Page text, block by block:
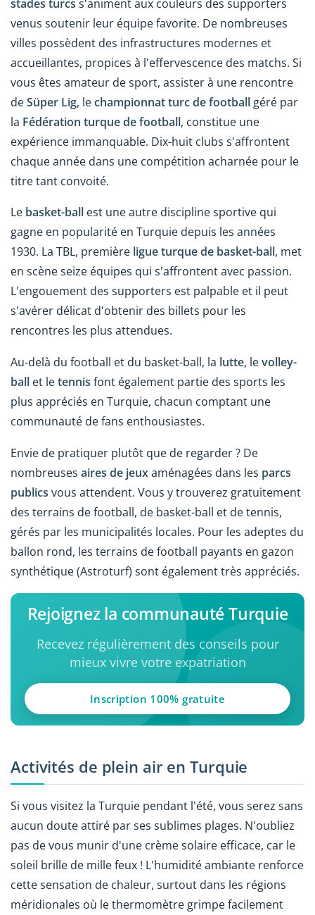
stades turcs s'animent aux couleurs des supporters
venus soutenir leur équipe favorite. De nombreuses
villes possèdent des infrastructures modernes et
accueillantes, propices à l'effervescence des matchs. Si
vous êtes amateur de sport, assister à une rencontre
deSüper Lig, lechampionnat turc de football géré par
la Fédération turque de football, constitue une
expérience immanquable. Dix-huit clubs s'affrontent
chaque année dans une compétition acharnée pour le
titre tant convoité.
Le basket-ball est une autre discipline sportive qui
gagne en popularité en Turquie depuis les années
1930. La TBL, première ligue turque de basket-ball, met
en scène seize équipes qui s'affrontent avec passion.
L'engouement des supporters est palpable et il peut
s'avérer délicat d'obtenir des billets pour les
rencontres les plus attendues.
Au-delà du football et du basket-ball, la lutte, levolley-
ball et letennis font également partie des sports les
plus appréciés en Turquie, chacun comptant une
communauté de fans enthousiastes.
Envie de pratiquer plutôt que de regarder ? De
nombreuses aires de jeuxaménagées dans les parcs
publics vous attendent. Vous y trouverez gratuitement
des terrains de football, de basket-ball et de tennis,
gérés par les municipalités locales. Pour les adeptes du
ballon rond, les terrains de football payants en gazon
synthétique (Astroturf) sont également très appréciés.
Rejoignez la communauté Turquie
Recevez régulièrement des conseils pour
mieux vivre votre expatriation
Inscription 100% gratuite
Activités de plein air en Turquie
Si vous visitez la Turquie pendant l'été, vous serez sans
aucun doute attiré par ses sublimes plages. N'oubliez
pas de vous munir d'une crème solaire efficace, car le
soleil brille de mille feux ! L'humidité ambiante renforce
cette sensation de chaleur, surtout dans les régions
méridionales où le thermomètre grimpe facilement